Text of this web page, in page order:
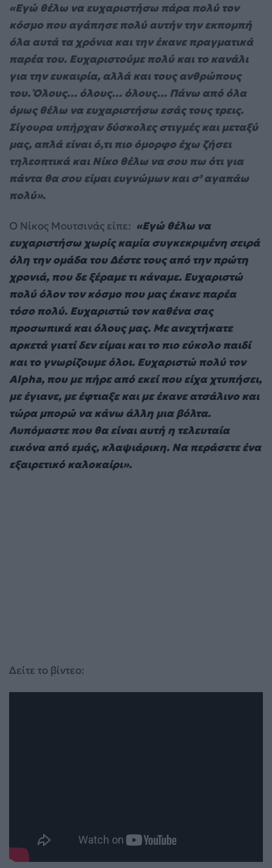
«Εγώ θέλω να ευχαριστήσω πάρα πολύ τον
κόσμο που αγάπησε πολύ αυτήν την εκπομπή
όλα αυτά τα χρόνια και την έκανε πραγματικά
παρέα του. Ευχαριστούμε πολύ και το κανάλι
για την ευκαιρία, αλλά και τους ανθρώπους
του. Όλους… όλους… όλους… Πάνω από όλα
όμως θέλω να ευχαριστήσω εσάς τους τρεις.
Σίγουρα υπήρχαν δύσκολες στιγμές και μεταξύ
μας, απλά είναι ό,τι πιο όμορφο έχω ζήσει
τηλεοπτικά και Νίκο θέλω να σου πω ότι για
πάντα θα σου είμαι ευγνώμων και σ’ αγαπάω
πολύ».
O Νίκος Μουτσινάς είπε: «Εγώ θέλω να
ευχαριστήσω χωρίς καμία συγκεκριμένη σειρά
όλη την ομάδα του Δέστε τους από την πρώτη
χρονιά, που δε ξέραμε τι κάναμε. Ευχαριστώ
πολύ όλον τον κόσμο που μας έκανε παρέα
τόσο πολύ. Ευχαριστώ τον καθένα σας
προσωπικά και όλους μας. Με ανεχτήκατε
αρκετά γιατί δεν είμαι και το πιο εύκολο παιδί
και το γνωρίζουμε όλοι. Ευχαριστώ πολύ τον
Alpha, που με πήρε από εκεί που είχα χτυπήσει,
με έγιανε, με έφτιαξε και με έκανε ατσάλινο και
τώρα μπορώ να κάνω άλλη μια βόλτα.
Λυπόμαστε που θα είναι αυτή η τελευταία
εικόνα από εμάς, κλαψιάρικη. Να περάσετε ένα
εξαιρετικό καλοκαίρι».
Δείτε το βίντεο: